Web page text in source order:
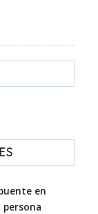
en
persona